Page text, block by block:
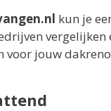
kun je
vergelijken
voor jouw